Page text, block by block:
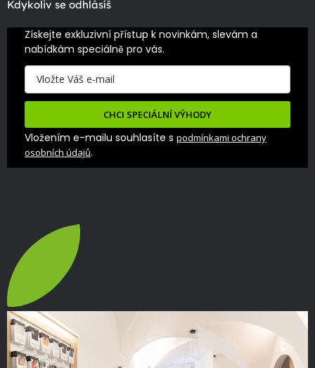
Kdykoliv se odhlásíš
Získejte exkluzivní přístup k novinkám, slevám a
nabídkám speciálně pro vás.
CHCI SPECIÁLNÍ VÝHODY
Vložením e-mailu souhlasíte s podmínkami ochrany
osobních údajů.